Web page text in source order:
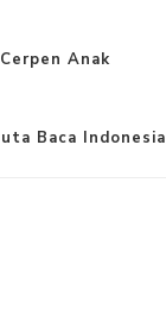
Cerpen Anak
Baca Indonesia